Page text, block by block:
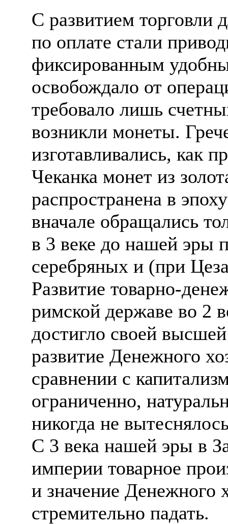
С развитием торговли
по оплате стали
фиксированным
освобождало от
требовало лишь
возникли монеты.
изготавливались, как
Чеканка монет из
распространена в
вначале обращались
в 3 веке до нашей эры
серебряных и (при
Развитие товарно-
римской державе во 2
достигло своей
развитие Денежного
сравнении с
ограниченно,
никогда не
С 3 века нашей эры в
империи товарное
и значение Денежного
стремительно падать.